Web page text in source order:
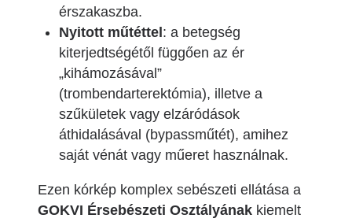
érszakaszba.
Nyitott műtéttel : a betegség
kiterjedtségétől függően az ér
„kihámozásával”
(trombendarterektómia), illetve a
szűkületek vagy elzáródások
áthidalásával (bypassműtét), amihez
saját vénát vagy műeret használnak.
Ezen kórkép komplex sebészeti ellátása a
GOKVI Érsebészeti Osztályának kiemelt